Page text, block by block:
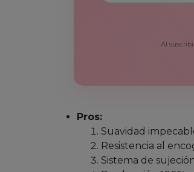
Al
Pros:
Suavidad
Resistencia al
Sistema de